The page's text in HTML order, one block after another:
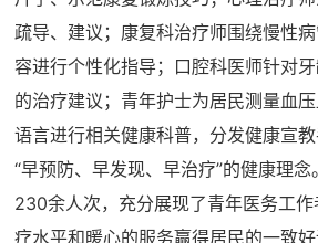
疏导、建议；康复科治疗师围绕慢性
容进行个性化指导；口腔科医师针对
的治疗建议；青年护士为居民测量血
语言进行相关健康科普，分发健康宣
“早预防、早发现、早治疗”的健康理
230余人次，充分展现了青年医务工
疗水平和暖心的服务赢得居民的一致好